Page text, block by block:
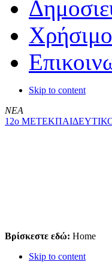
Skip to content
ΝΕΑ
12ο
Βρίσκεστε εδώ: Home
Skip to content